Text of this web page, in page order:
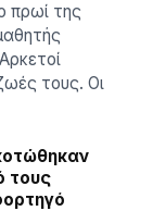
πρωί της
τους. Οι
τους